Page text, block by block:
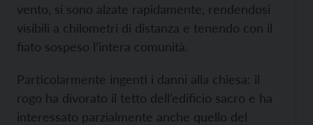
vento, si sono alzate rapidamente, rendendosi
visibili a chilometri di distanza e tenendo con il
fiato sospeso l’intera comunità.
Particolarmente ingenti i danni alla chiesa: il
rogo ha divorato il tetto dell’edificio sacro e ha
interessato parzialmente anche quello del